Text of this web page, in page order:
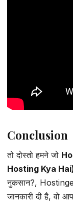
Conclusion
तो दोस्तो हमने जो
Hosting Kya
नुकसान?,
जानकारी दी है, वो